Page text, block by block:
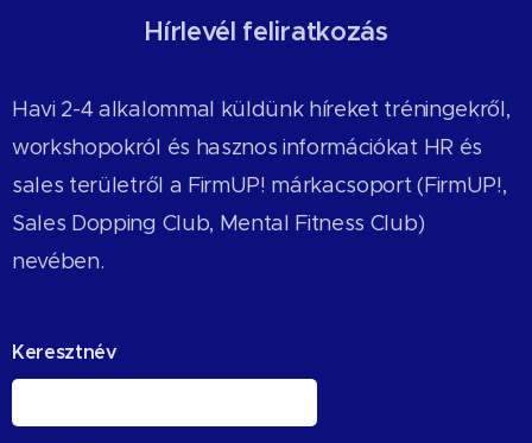
Hírlevél feliratkozás
Havi 2-4 alkalommal küldünk híreket tréningekről,
workshopokról és hasznos információkat HR és
sales területről a FirmUP! márkacsoport (FirmUP!,
Sales Dopping Club, Mental Fitness Club)
nevében.
Keresztnév